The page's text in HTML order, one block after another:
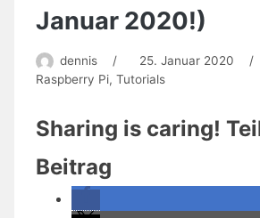
Januar 2020!)
dennis / 25. Januar 2020 /
Raspberry Pi, Tutorials
Sharing is caring!
Beitrag